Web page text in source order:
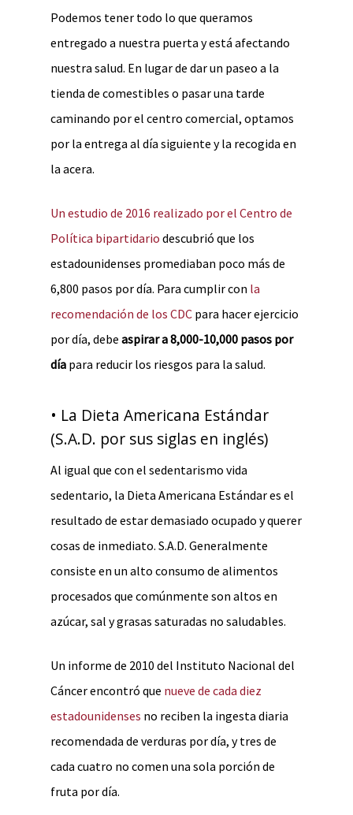
Podemos tener todo lo que queramos
entregado a nuestra puerta y está afectando
nuestra salud. En lugar de dar un paseo a la
tienda de comestibles o pasar una tarde
caminando por el centro comercial, optamos
por la entrega al día siguiente y la recogida en
la acera.
Un estudio de 2016 realizado por el Centro de
Política bipartidario descubrió que los
estadounidenses promediaban poco más de
6,800 pasos por día. Para cumplir con la
recomendación de los CDC para hacer ejercicio
por día, debe aspirar a 8,000-10,000 pasos por
día para reducir los riesgos para la salud.
• La Dieta Americana Estándar
(S.A.D. por sus siglas en inglés)
Al igual que con el sedentarismo vida
sedentario, la Dieta Americana Estándar es el
resultado de estar demasiado ocupado y querer
cosas de inmediato. S.A.D. Generalmente
consiste en un alto consumo de alimentos
procesados que comúnmente son altos en
azúcar, sal y grasas saturadas no saludables.
Un informe de 2010 del Instituto Nacional del
Cáncer encontró que nueve de cada diez
estadounidenses no reciben la ingesta diaria
recomendada de verduras por día, y tres de
cada cuatro no comen una sola porción de
fruta por día.